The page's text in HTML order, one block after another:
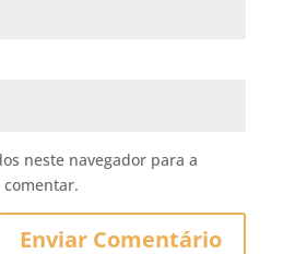
neste navegador para a